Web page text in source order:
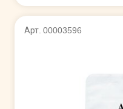
Арт. 00003596